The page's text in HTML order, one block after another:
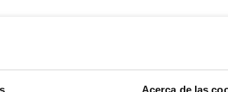
Acerca de las